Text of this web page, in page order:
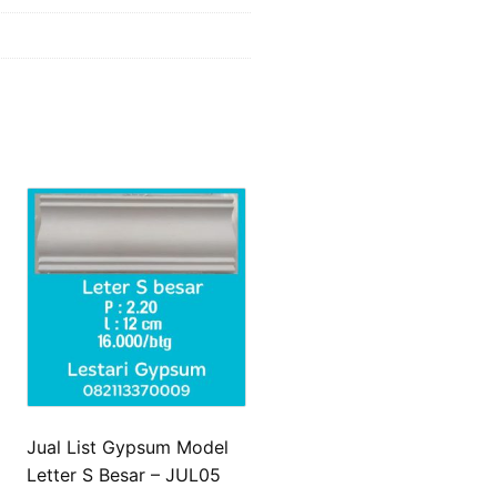
Jual List Gypsum Model
Letter S Besar – JUL05